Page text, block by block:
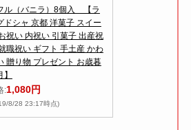
ル（バニラ）8個入 【ラ
ドシャ 京都 洋菓子 スイー
祝い 内祝い 引菓子 出産祝
職祝い ギフト 手土産 かわ
贈り物 プレゼント お歳暮
:1,080円
8/28 23:17時点)